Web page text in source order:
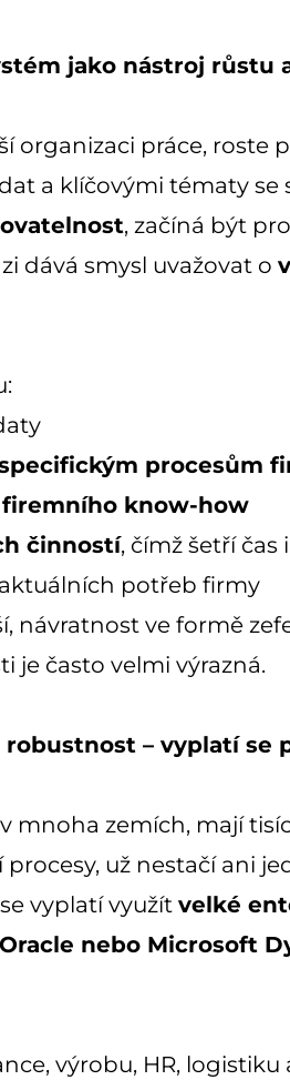
jako nástroj růstu
organizaci práce, roste
a klíčovými tématy se
, začíná být
dává smysl uvažovat o
procesům
firemního know-how
činností, čímž šetří čas
potřeb firmy
návratnost ve formě
je často velmi výrazná.
– vyplatí se
mnoha zemích, mají
už nestačí ani
vyplatí využít velké
Oracle nebo Microsoft
výrobu, HR, logistiku